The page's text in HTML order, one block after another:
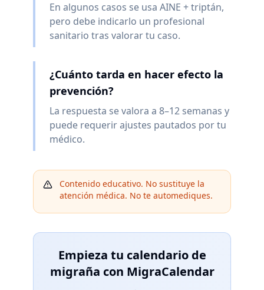
En algunos casos se usa AINE + triptán,
pero debe indicarlo un profesional
sanitario tras valorar tu caso.
¿Cuánto tarda en hacer efecto la
prevención?
La respuesta se valora a 8–12 semanas y
puede requerir ajustes pautados por tu
médico.
Contenido educativo. No sustituye la
atención médica. No te automediques.
Empieza tu calendario de
migraña con MigraCalendar